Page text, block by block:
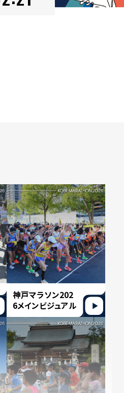
神戸マラソン202
6メインビジュアル